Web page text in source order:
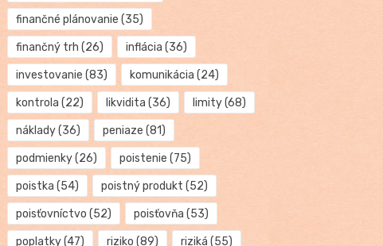
finančné plánovanie (35)
finančný trh (26) inflácia (36)
investovanie (83) komunikácia (24)
kontrola (22) likvidita (36) limity(68)
náklady(36) peniaze (81)
podmienky(26) poistenie (75)
poistka (54) poistný produkt (52)
poisťovníctvo (52) poisťovňa (53)
poplatky(47) riziko (89) riziká (55)